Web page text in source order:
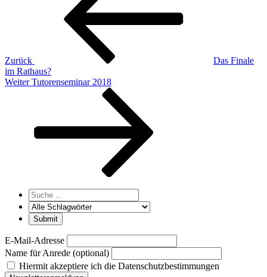
Zurück
Das Finale
im Rathaus?
Nächster
Weiter Tutorenseminar 2018
E-Mail-Adresse
Name für Anrede (optional)
Hiermit akzeptiere ich die Datenschutzbestimmungen